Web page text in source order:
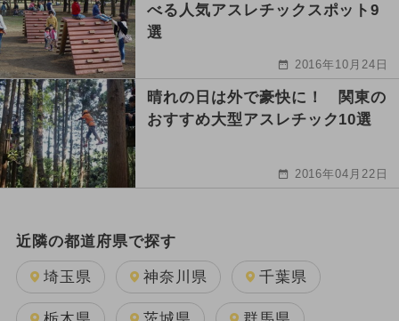
べる人気アスレチックスポット9
選
2016年10月24日
晴れの日は外で豪快に！ 関東の
おすすめ大型アスレチック10選
2016年04月22日
近隣の都道府県で探す
埼玉県 神奈川県 千葉県